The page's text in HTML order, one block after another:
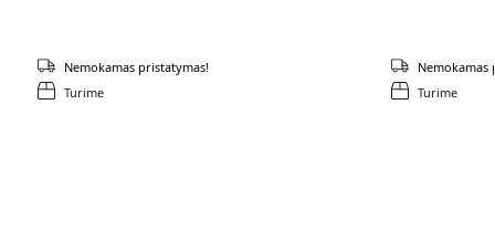
Turime
Nemokamas pristatymas!
Turime
Nemokamas